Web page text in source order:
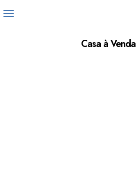
Casa à Venda